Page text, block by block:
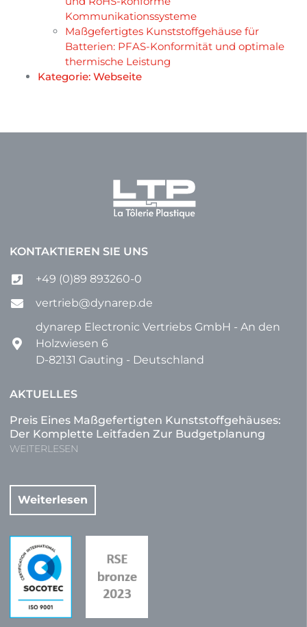
Kommunikationssysteme
Maßgefertigtes Kunststoffgehäuse für
Batterien: PFAS-Konformität und optimale
thermische Leistung
Kategorie: Webseite
KONTAKTIEREN SIE UNS
+49 (0)89 893260-0
vertrieb@dynarep.de
dynarep Electronic Vertriebs GmbH - An den
Holzwiesen 6
D-82131 Gauting - Deutschland
AKTUELLES
Preis Eines Maßgefertigten Kunststoffgehäuses:
Der Komplette Leitfaden Zur Budgetplanung
WEITERLESEN
Weiterlesen